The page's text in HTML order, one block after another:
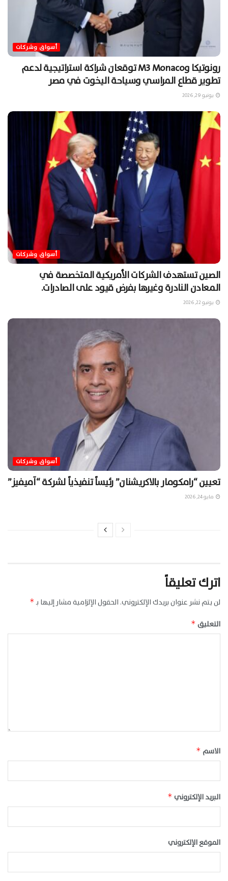
أسواق وشركات
رونوتيكا وM3 Monaco توقعان شراكة استراتيجية لدعم
تطوير قطاع المراسي وسياحة اليخوت في مصر
يونيو 29, 2026
أسواق وشركات
الصين تستهدف الشركات الأمريكية المتخصصة في
المعادن النادرة وغيرها بفرض قيود على الصادرات.
يونيو 22, 2026
أسواق وشركات
تعيين “رامكومار بالاكريشنان” رئيساً تنفيذياً لشركة “آميفيز”
مايو 24, 2026
اترك تعليقاً
لن يتم نشر عنوان بريدك الإلكتروني. الحقول الإلزامية مشار إليها بـ*
التعليق *
الاسم *
البريد الإلكتروني *
الموقع الإلكتروني